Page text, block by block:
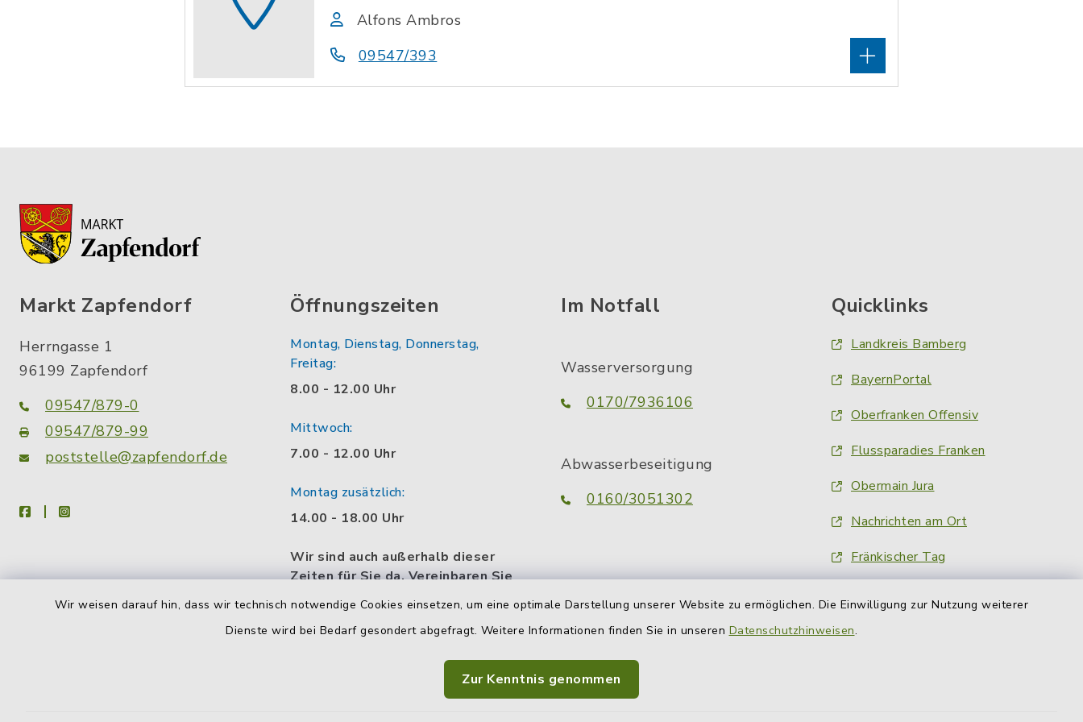
Wir weisen darauf hin, dass wir technisch notwendige Cookies einsetzen, um eine optimale Darstellung unserer Website zu ermöglichen. Die Einwilligung zur Nutzung weiterer
Dienste wird bei Bedarf gesondert abgefragt. Weitere Informationen finden Sie in unseren Datenschutzhinweisen.
Zur Kenntnis genommen
Alfons Ambros
09547/393
Markt Zapfendorf
Herrngasse 1
96199 Zapfendorf
09547/879-0
09547/879-99
poststelle@zapfendorf.de
facebookinstagram
Öffnungszeiten
Montag, Dienstag, Donnerstag,
Freitag:
8.00 - 12.00 Uhr
Mittwoch:
7.00 - 12.00 Uhr
Montag zusätzlich:
14.00 - 18.00 Uhr
Wir sind auch außerhalb dieser
Zeiten für Sie da. Vereinbaren Sie
Gesprächstermin.
Im Notfall
Wasserversorgung
0170/7936106
Abwasserbeseitigung
0160/3051302
Quicklinks
Landkreis Bamberg
BayernPortal
Oberfranken Offensiv
Flussparadies Franken
Obermain Jura
Nachrichten am Ort
Fränkischer Tag
Obermain-Tagblatt